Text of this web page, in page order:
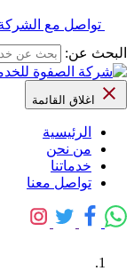
تواصل مع
البحث عن:
اغلاق القائمة
الرئيسية
من نحن
خدماتنا
تواصل معنا